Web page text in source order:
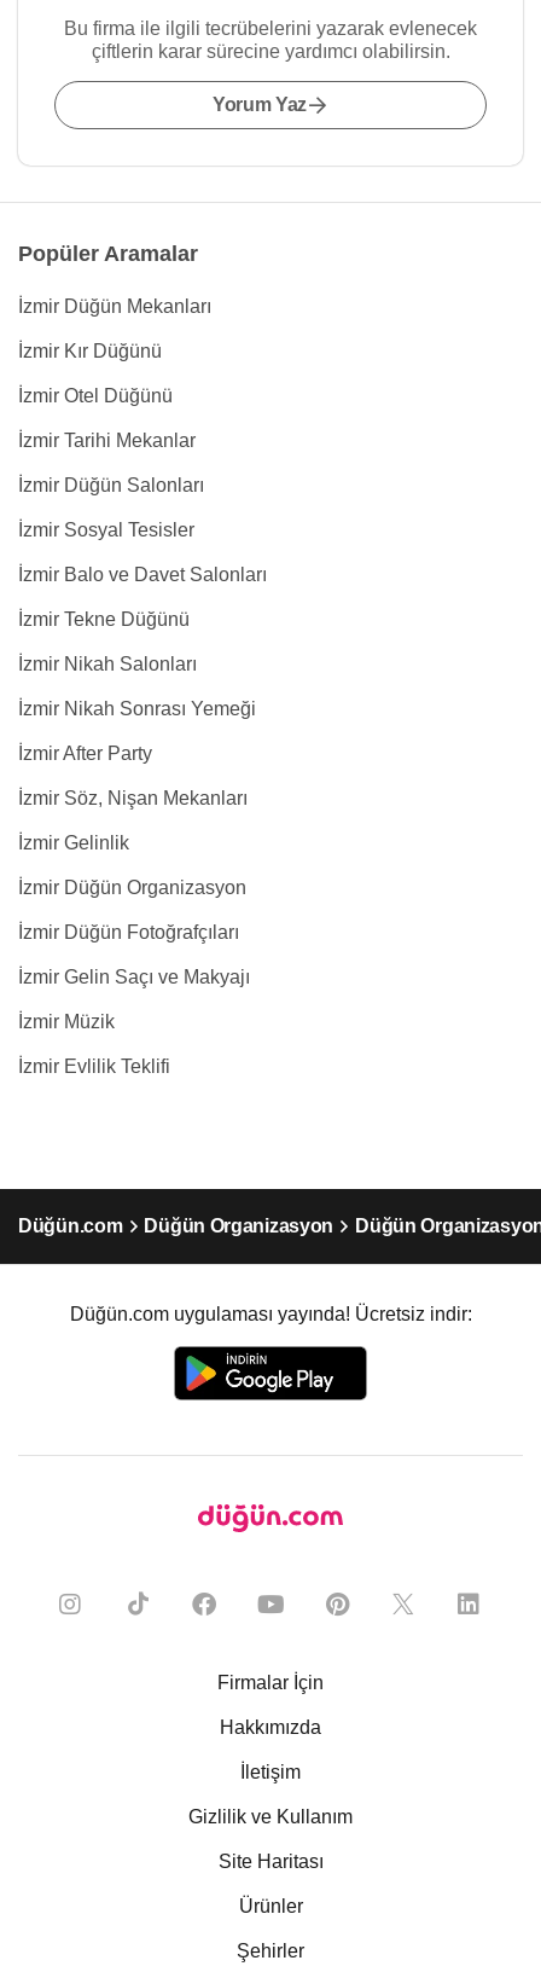
Bu firma ile ilgili tecrübelerini yazarak evlenecek
çiftlerin karar sürecine yardımcı olabilirsin.
Yorum Yaz
Popüler Aramalar
İzmir Düğün Mekanları
İzmir Kır Düğünü
İzmir Otel Düğünü
İzmir Tarihi Mekanlar
İzmir Düğün Salonları
İzmir Sosyal Tesisler
İzmir Balo ve Davet Salonları
İzmir Tekne Düğünü
İzmir Nikah Salonları
İzmir Nikah Sonrası Yemeği
İzmir After Party
İzmir Söz, Nişan Mekanları
İzmir Gelinlik
İzmir Düğün Organizasyon
İzmir Düğün Fotoğrafçıları
İzmir Gelin Saçı ve Makyajı
İzmir Müzik
İzmir Evlilik Teklifi
Düğün.com Düğün Organizasyon Düğün
Düğün.com uygulaması yayında! Ücretsiz indir:
Firmalar İçin
Hakkımızda
İletişim
Gizlilik ve Kullanım
Site Haritası
Ürünler
Şehirler